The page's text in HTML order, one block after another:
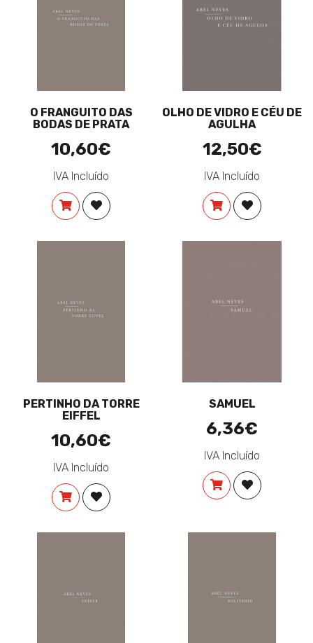
O FRANGUITO DAS
BODAS DE PRATA
10,60€
IVA Incluído
COMPRARADICIONAR À LISTA DE DESEJOS
OLHO DE VIDRO E CÉU DE
AGULHA
12,50€
IVA Incluído
COMPRARADICIONAR
PERTINHO DA TORRE
EIFFEL
10,60€
IVA Incluído
COMPRARADICIONAR À LISTA DE DESEJOS
SAMUEL
6,36€
IVA Incluído
COMPRARADICIONAR